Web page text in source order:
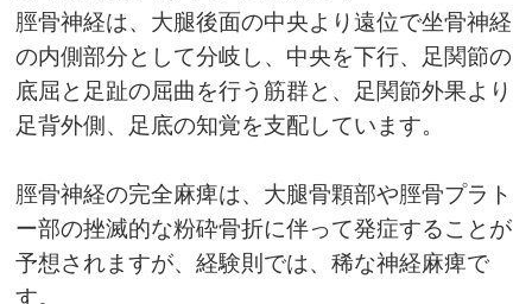
脛骨神経は、大腿後面の中央より遠位で坐骨神経
の内側部分として分岐し、中央を下行、足関節の
底屈と足趾の屈曲を行う筋群と、足関節外果より
足背外側、足底の知覚を支配しています。
脛骨神経の完全麻痺は、大腿骨顆部や脛骨プラト
ー部の挫滅的な粉砕骨折に伴って発症することが
予想されますが、経験則では、稀な神経麻痺で
す。